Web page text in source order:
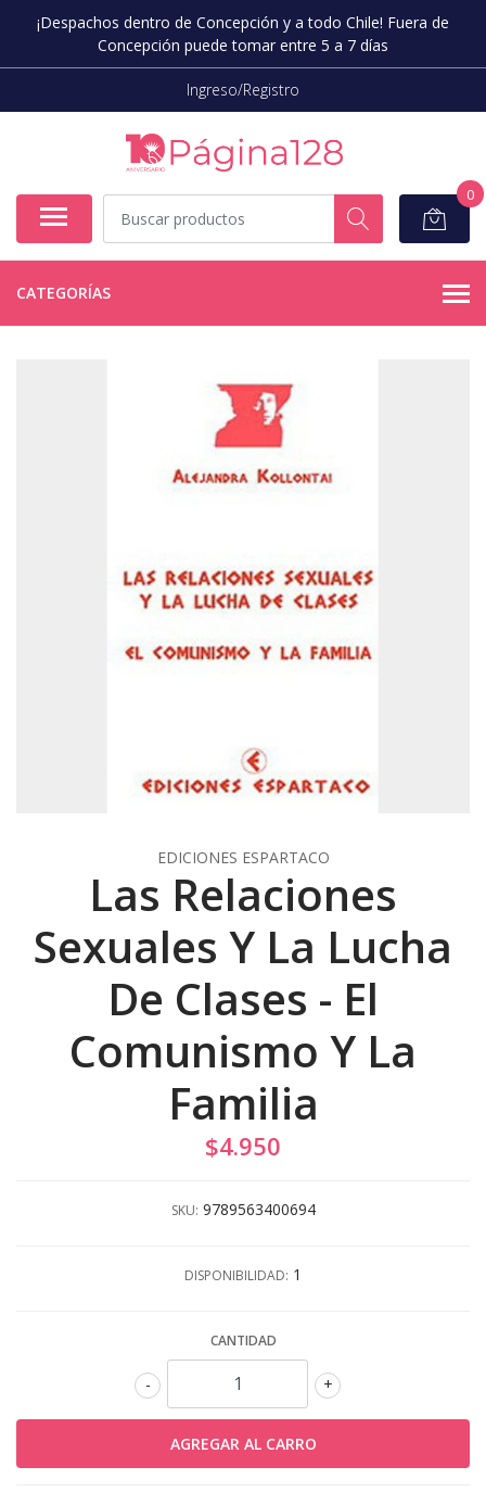
¡Despachos dentro de Concepción y a todo Chile! Fuera de
Concepción puede tomar entre 5 a 7 días
Ingreso/Registro
0
CATEGORÍAS
EDICIONES ESPARTACO
Las Relaciones
Sexuales Y La Lucha
De Clases - El
Comunismo Y La
Familia
$4.950
SKU: 9789563400694
DISPONIBILIDAD: 1
CANTIDAD
+
-